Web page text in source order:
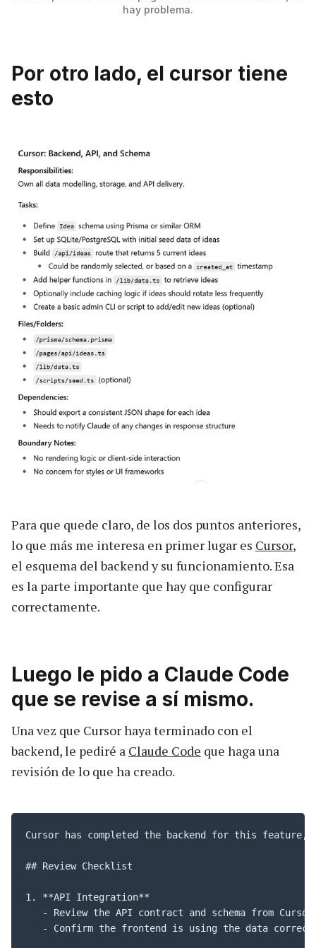
hay problema.
Por otro lado, el cursor tiene
esto
Para que quede claro, de los dos puntos anteriores,
lo que más me interesa en primer lugar es Cursor,
el esquema del backend y su funcionamiento. Esa
es la parte importante que hay que configurar
correctamente.
Luego le pido a Claude Code
que se revise a sí mismo.
Una vez que Cursor haya terminado con el
backend, le pediré a Claude Code que haga una
revisión de lo que ha creado.
Cursor has completed the backend for this feature,
## Review Checklist
1. **API Integration**
   - Review the API contract and schema from Cursor
- Confirm the frontend is using the data